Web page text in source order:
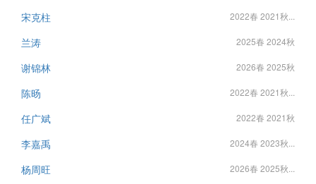
宋克柱 2022春 2021秋...
兰涛 2025春 2024秋
谢锦林 2026春 2025秋
陈旸 2022春 2021秋...
任广斌 2022春 2021秋
李嘉禹 2024春 2023秋...
杨周旺 2026春 2025秋...